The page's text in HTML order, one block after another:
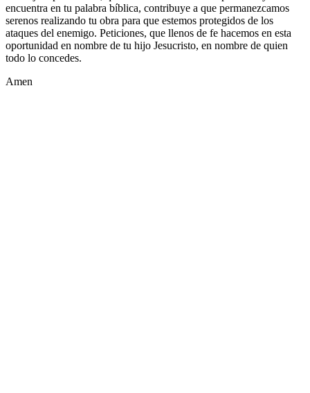
encuentra en tu palabra bíblica, contribuye a que permanezcamos
serenos realizando tu obra para que estemos protegidos de los
ataques del enemigo. Peticiones, que llenos de fe hacemos en esta
oportunidad en nombre de tu hijo Jesucristo, en nombre de quien
todo lo concedes.
Amen